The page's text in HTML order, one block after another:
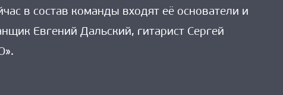
в состав команды входят её основатели и
Евгений Дальский, гитарист Сергей